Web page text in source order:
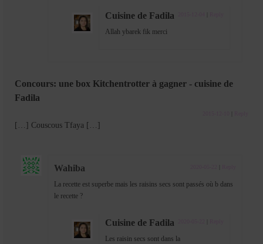
Cuisine de Fadila
Allah ybarek fik merci
Concours: une box Kitchentrotter à gagner - cuisine de
Fadila
[…] Couscous Tfaya […]
Wahiba
La recette est superbe mais les raisins secs sont passés où b dans
le recette ?
Cuisine de Fadila
Les raisin secs sont dans la